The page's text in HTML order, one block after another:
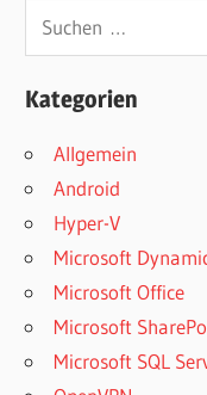
Suchen
nach:
Kategorien
Allgemein
Android
Hyper-V
Microsoft
Microsoft Office
Microsoft
Microsoft SQL